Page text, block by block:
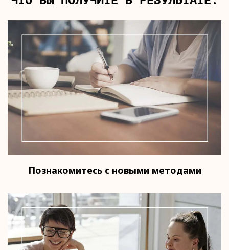
Познакомитесь с новыми методами